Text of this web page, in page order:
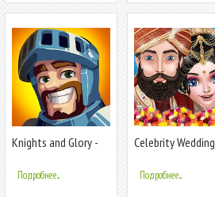
Knights and Glory -
Simulator
Подробнее...
Celebrity Wedding
Подробнее...